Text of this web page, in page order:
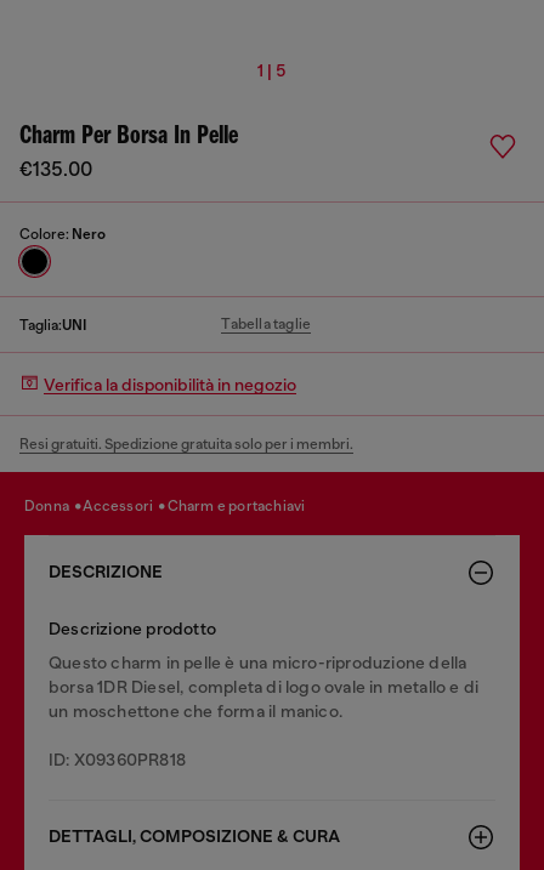
1 | 5
Charm Per Borsa In Pelle
€135.00
Colore: Nero
Taglia:UNI Tabella taglie
Verifica la disponibilità in negozio
Resi gratuiti. Spedizione gratuita solo per i membri.
donna accessori charm e portachiavi
DESCRIZIONE
Descrizione prodotto
Questo charm in pelle è una micro-riproduzione della
borsa 1DR Diesel, completa di logo ovale in metallo e di
un moschettone che forma il manico.
ID: X09360PR818
DETTAGLI, COMPOSIZIONE & CURA